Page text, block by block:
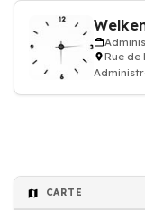
Rue de
CARTE